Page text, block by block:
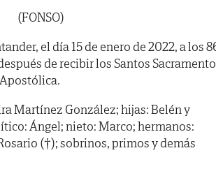
(FONSO)
el día 15 de enero de 2022, a los
de recibir los Santos
Martínez González; hijas: Belén y
Ángel; nieto: Marco; hermanos:
(†); sobrinos, primos y demás